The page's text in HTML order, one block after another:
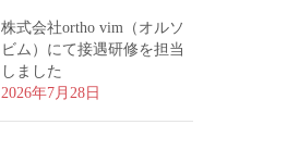
株式会社ortho vim（オルソ
ビム）にて接遇研修を担当
しました
2026年7月28日